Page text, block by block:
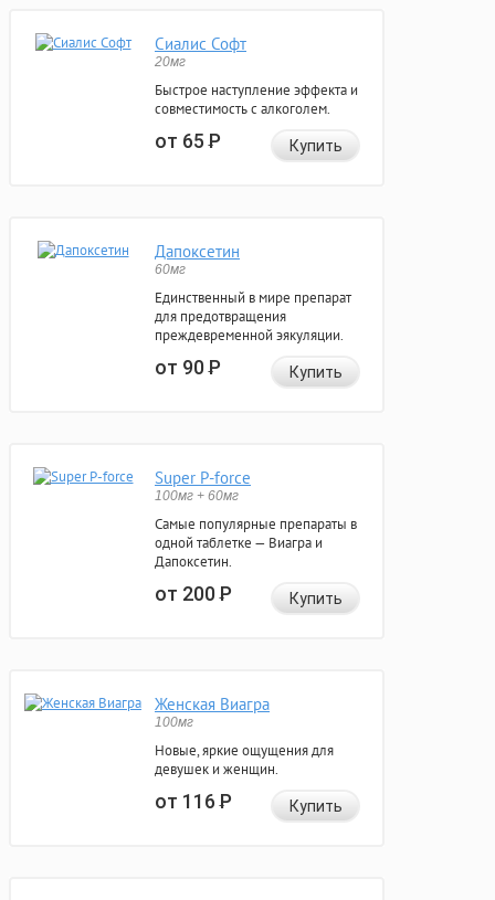
Сиалис Софт
20мг
Быстрое наступление эффекта и
совместимость с алкоголем.
от 65Р Купить
Дапоксетин
60мг
Единственный в мире препарат
для предотвращения
преждевременной эякуляции.
от 90Р Купить
Super P-force
100мг + 60мг
Самые популярные препараты в
одной таблетке — Виагра и
Дапоксетин.
от 200Р Купить
Женская Виагра
100мг
Новые, яркие ощущения для
девушек и женщин.
от 116Р Купить